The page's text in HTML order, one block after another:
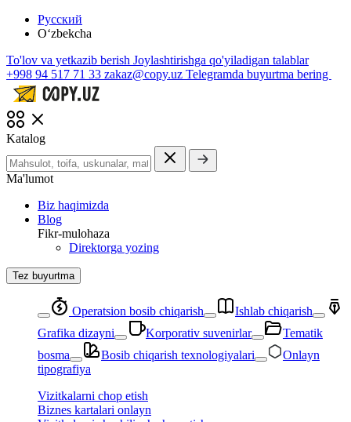
Русский
O‘zbekcha
To'lov va yetkazib berish Joylashtirishga qo'yiladigan talablar
+998 94 517 71 33 zakaz@copy.uz Telegramda buyurtma bering
Katalog
Ma'lumot
Biz haqimizda
Blog
Fikr-mulohaza
Direktorga yozing
Tez buyurtma
Operatsion bosib chiqarish
Ishlab chiqarish
Grafika dizayni
Korporativ suvenirlar
Tematik
bosma
Bosib chiqarish texnologiyalari
Onlayn
tipografiya
Vizitkalarni chop etish
Biznes kartalari onlayn